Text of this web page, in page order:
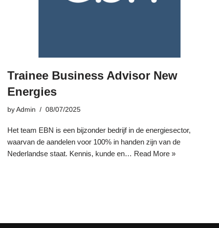
Trainee Business Advisor New
Energies
by Admin 08/07/2025
Het team EBN is een bijzonder bedrijf in de energiesector,
waarvan de aandelen voor 100% in handen zijn van de
Nederlandse staat. Kennis, kunde en… Read More »